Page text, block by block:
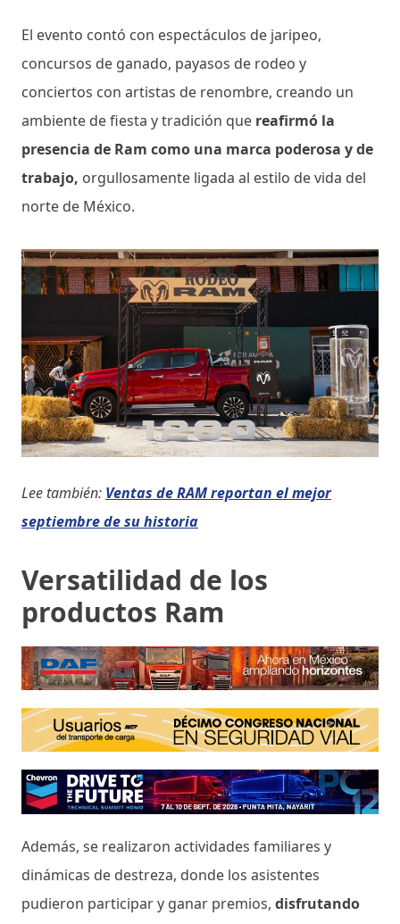
El evento contó con espectáculos de jaripeo,
concursos de ganado, payasos de rodeo y
conciertos con artistas de renombre, creando un
ambiente de fiesta y tradición que reafirmó la
presencia de Ram como una marca poderosa y de
trabajo, orgullosamente ligada al estilo de vida del
norte de México.
Lee también: Ventas de RAM reportan el mejor
septiembre de su historia
Versatilidad de los
productos Ram
Además, se realizaron actividades familiares y
dinámicas de destreza, donde los asistentes
pudieron participar y ganar premios, disfrutando